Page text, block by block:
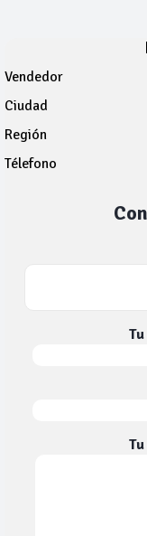
Vendedor
Ciudad
Región
Télefono